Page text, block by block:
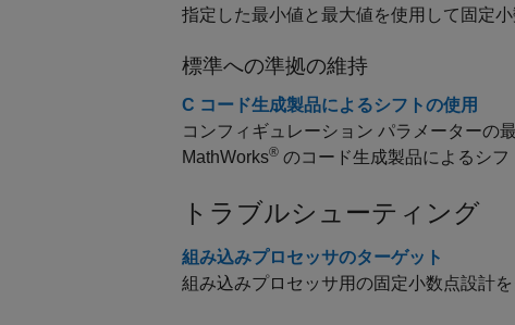
指定した最小値と最大値を使用して固定
標準への準拠の維持
C コード生成製品によるシフトの使用
コンフィギュレーション パラメーターの
MathWorks® のコード生成製品によるシフ
トラブルシューティング
組み込みプロセッサのターゲット
組み込みプロセッサ用の固定小数点設計